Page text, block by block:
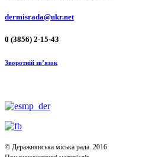
dermisrada@ukr.net
0 (3856) 2-15-43
Зворотній зв’язок
© Деражнянська міська рада. 2016